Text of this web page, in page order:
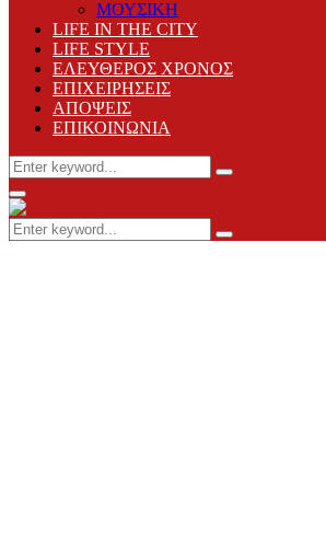
ΜΟΥΣΙΚΗ
LIFE IN THE CITY
LIFE STYLE
ΕΛΕΥΘΕΡΟΣ ΧΡΟΝΟΣ
ΕΠΙΧΕΙΡΗΣΕΙΣ
ΑΠΟΨΕΙΣ
ΕΠΙΚΟΙΝΩΝΙΑ
Search
for:
Search
Primary
Menu
Search
for:
Search